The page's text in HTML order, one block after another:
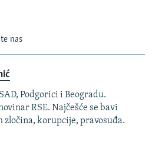
nas
Podgorici i Beogradu.
RSE. Najčešće se bavi
zločina, korupcije, pravosuđa.